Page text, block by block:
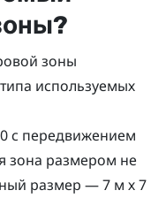
зоны
используемых
с передвижением
зона размером не
размер — 7 м х 7